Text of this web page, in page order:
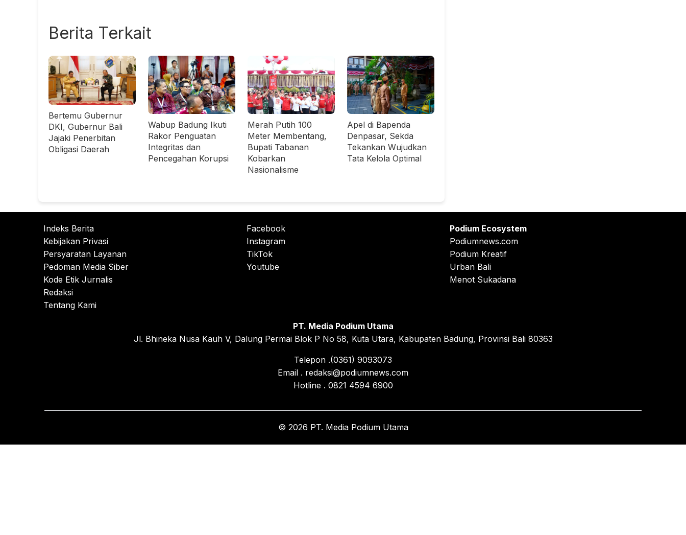
Berita Terkait
Bertemu Gubernur
DKI, Gubernur Bali
Jajaki Penerbitan
Obligasi Daerah
Wabup Badung Ikuti
Rakor Penguatan
Integritas dan
Pencegahan Korupsi
Merah Putih 100
Meter Membentang,
Bupati Tabanan
Kobarkan
Nasionalisme
Apel di Bapenda
Denpasar, Sekda
Tekankan Wujudkan
Tata Kelola Optimal
Indeks Berita
Kebijakan Privasi
Persyaratan Layanan
Pedoman Media Siber
Kode Etik Jurnalis
Redaksi
Tentang Kami
Facebook
Instagram
TikTok
Youtube
Podium Ecosystem
Podiumnews.com
Podium Kreatif
Urban Bali
Menot Sukadana
PT. Media Podium Utama
Jl. Bhineka Nusa Kauh V, Dalung Permai Blok P No 58, Kuta Utara, Kabupaten Badung, Provinsi Bali 80363
Telepon .(0361) 9093073
Email . redaksi@podiumnews.com
Hotline . 0821 4594 6900
© 2026 PT. Media Podium Utama